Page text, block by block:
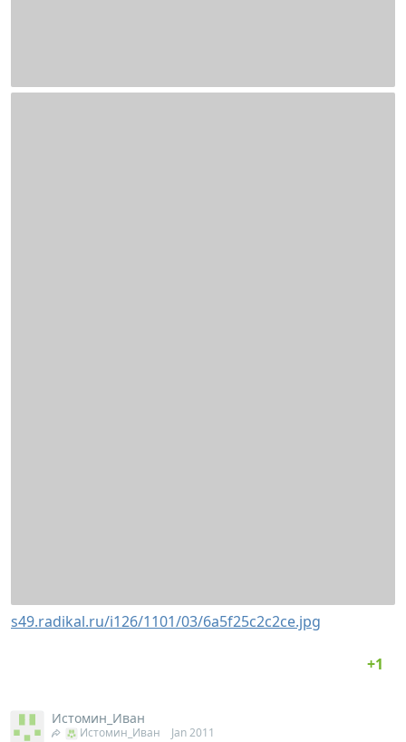
s49.radikal.ru/i126/1101/03/6a5f25c2c2ce.jpg
Истомин_Иван
Истомин_Иван Jan 2011